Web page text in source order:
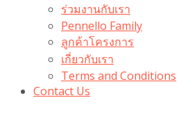
ร่วมงานกับเรา
Pennello Family
ลูกค้าโครงการ
เกี่ยวกับเรา
Terms and Conditions
Contact Us